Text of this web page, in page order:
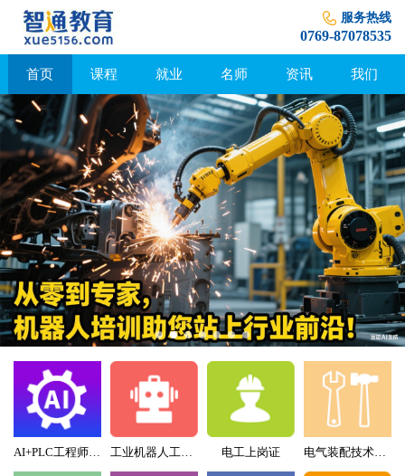
服务热线
0769-87078535
首页 课程 就业 名师 资讯 我们
AI+PLC工程师实战班 工业机器人工程师班 电工上岗证 电气装配技术员（配盘）特训班